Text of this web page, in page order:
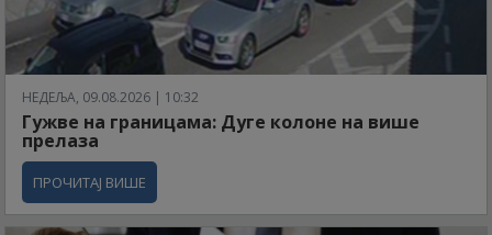
НЕДЕЉА, 09.08.2026 | 10:32
Гужве на границама: Дуге колоне на више
прелаза
ПРОЧИТАЈ ВИШЕ